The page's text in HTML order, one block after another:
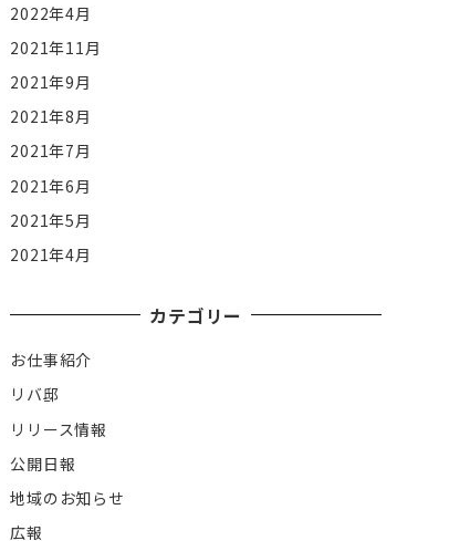
2022年4月
2021年11月
2021年9月
2021年8月
2021年7月
2021年6月
2021年5月
2021年4月
カテゴリー
お仕事紹介
リバ邸
リリース情報
公開日報
地域のお知らせ
広報